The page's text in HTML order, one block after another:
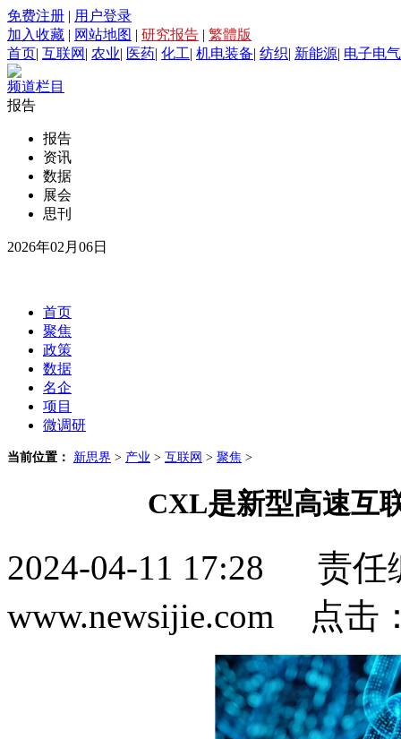
免费注册 | 用户登录
加入收藏 | 网站地图 | 研究报告 | 繁體版
首页| 互联网 | 农业| 医药| 化工| 机电装备| 纺织| 新能源| 电子电气
频道栏目
报告
报告
资讯
数据
展会
思刊
2026年02月06日
首页
聚焦
政策
数据
名企
项目
微调研
当前位置： 新思界 > 产业 > 互联网 > 聚焦 >
CXL是新型高速互
2024-04-11 17:28 责
www.newsijie.com 点击